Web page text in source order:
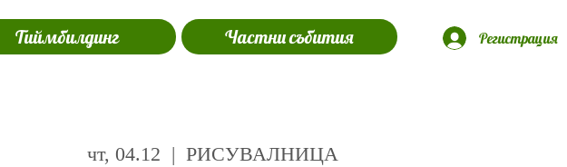
Тиймбилдинг Частни събития Регистрация
чт, 04.12
  |
РИСУВАЛНИЦА